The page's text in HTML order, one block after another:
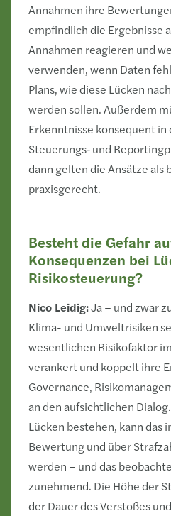
Annahmen ihre
empfindlich die Ergebnisse
Annahmen reagieren und
verwenden, wenn Daten
Plans, wie diese Lücken
werden sollen. Außerdem
Erkenntnisse konsequent
Steuerungs‑ und
dann gelten die Ansätze als
praxisgerecht.
Besteht die Gefahr
Konsequenzen bei
Risikosteuerung?
Nico Leidig:Ja – und zwar
Klima- und Umweltrisiken
wesentlichen Risikofaktor
verankert und koppelt ihre
Governance,
an den aufsichtlichen
Lücken bestehen, kann das
Bewertung und über
werden – und das
zunehmend. Die Höhe der
der Dauer des Verstoßes